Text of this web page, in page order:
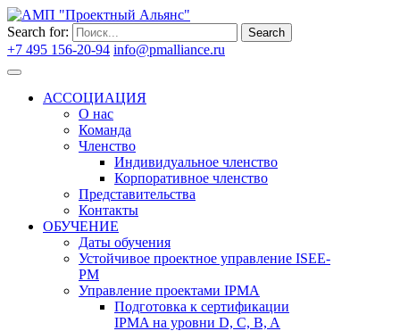
Search for: Search
+7 495 156-20-94 info@pmalliance.ru
АССОЦИАЦИЯ
О нас
Команда
Членство
Индивидуальное членство
Корпоративное членство
Представительства
Контакты
ОБУЧЕНИЕ
Даты обучения
Устойчивое проектное управление ISEE-
PM
Управление проектами IPMA
Подготовка к сертификации
IPMA на уровни D, C, B, A